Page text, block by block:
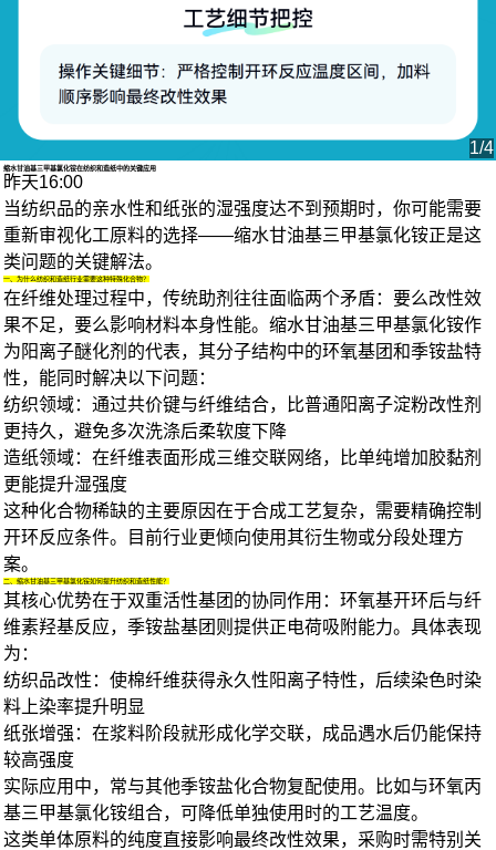
1/4
缩水甘油基三甲基氯化铵在纺织和造纸中的关键应用
昨天16:00
当纺织品的亲水性和纸张的湿强度达不到预期时，你可能需要
重新审视化工原料的选择——缩水甘油基三甲基氯化铵正是这
类问题的关键解法。
一、为什么纺织和造纸行业需要这种特殊化合物？
在纤维处理过程中，传统助剂往往面临两个矛盾：要么改性效
果不足，要么影响材料本身性能。缩水甘油基三甲基氯化铵作
为 阳离子醚化剂 的代表，其分子结构中的环氧基团和季铵盐特
性，能同时解决以下问题：
纺织领域：通过共价键与纤维结合，比普通 阳离子淀粉改性剂
更持久，避免多次洗涤后柔软度下降
造纸领域：在纤维表面形成三维交联网络，比单纯增加胶黏剂
更能提升湿强度
这种化合物稀缺的主要原因在于合成工艺复杂，需要精确控制
开环反应条件。目前行业更倾向使用其衍生物或分段处理方
案。
二、缩水甘油基三甲基氯化铵如何提升纺织和造纸性能？
其核心优势在于双重活性基团的协同作用：环氧基开环后与纤
维素羟基反应，季铵盐基团则提供正电荷吸附能力。具体表现
为：
纺织品改性 ：使棉纤维获得永久性阳离子特性，后续染色时染
料上染率提升明显
纸张增强 ：在浆料阶段就形成化学交联，成品遇水后仍能保持
较高强度
实际应用中，常与其他季铵盐化合物复配使用。比如与环氧丙
基三甲基氯化铵组合，可降低单独使用时的工艺温度。
这类单体原料的纯度直接影响最终改性效果，采购时需特别关